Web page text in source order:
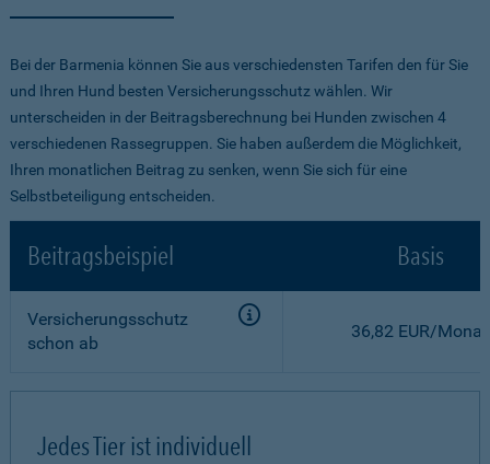
Bei der Barmenia können Sie aus verschiedensten Tarifen den für Sie
und Ihren Hund besten Versicherungsschutz wählen. Wir
unterscheiden in der Beitragsberechnung bei Hunden zwischen 4
verschiedenen Rassegruppen. Sie haben außerdem die Möglichkeit,
Ihren monatlichen Beitrag zu senken, wenn Sie sich für eine
Selbstbeteiligung entscheiden.
Beitragsbeispiel Basis
Versicherungsschutz
schon ab
36,82 EUR/Monat
Jedes Tier ist individuell